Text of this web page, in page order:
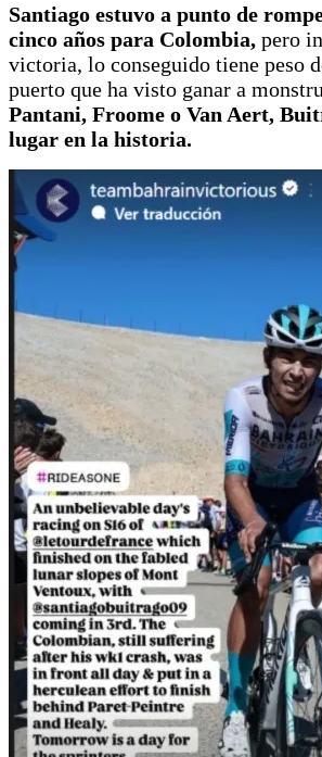
Santiago estuvo a punto de
cinco años para Colombia, pero
victoria, lo conseguido tiene peso
puerto que ha visto ganar a
Pantani, Froome o Van Aert,
lugar en la historia.